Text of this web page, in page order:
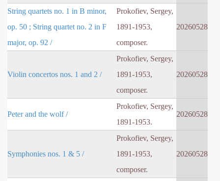
String quartets no. 1 in B minor,
op. 50 ; String quartet no. 2 in F
major, op. 92 /
Prokofiev, Sergey,
1891-1953,
composer.
20260528
Violin concertos nos. 1 and 2 /
Prokofiev, Sergey,
1891-1953,
composer.
20260528
Peter and the wolf /
Prokofiev, Sergey,
1891-1953.
20260528
Symphonies nos. 1 & 5 /
Prokofiev, Sergey,
1891-1953,
composer.
20260528